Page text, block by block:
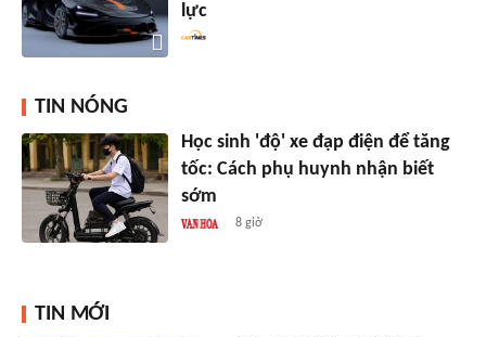
lực
TIN NÓNG
Học sinh 'độ' xe đạp điện để tăng
tốc: Cách phụ huynh nhận biết
sớm
8 giờ
TIN MỚI